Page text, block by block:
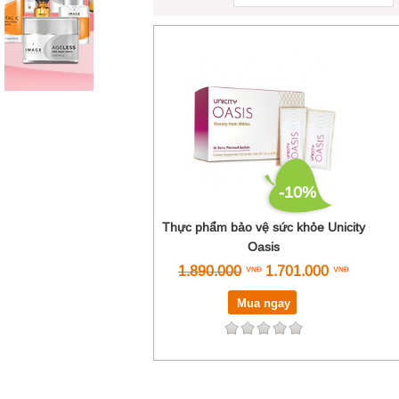
-10%
Thực phẩm bảo vệ sức khỏe Unicity
Oasis
1.890.000 1.701.000
Mua ngay